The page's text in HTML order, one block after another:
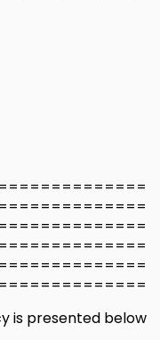
is presented below: